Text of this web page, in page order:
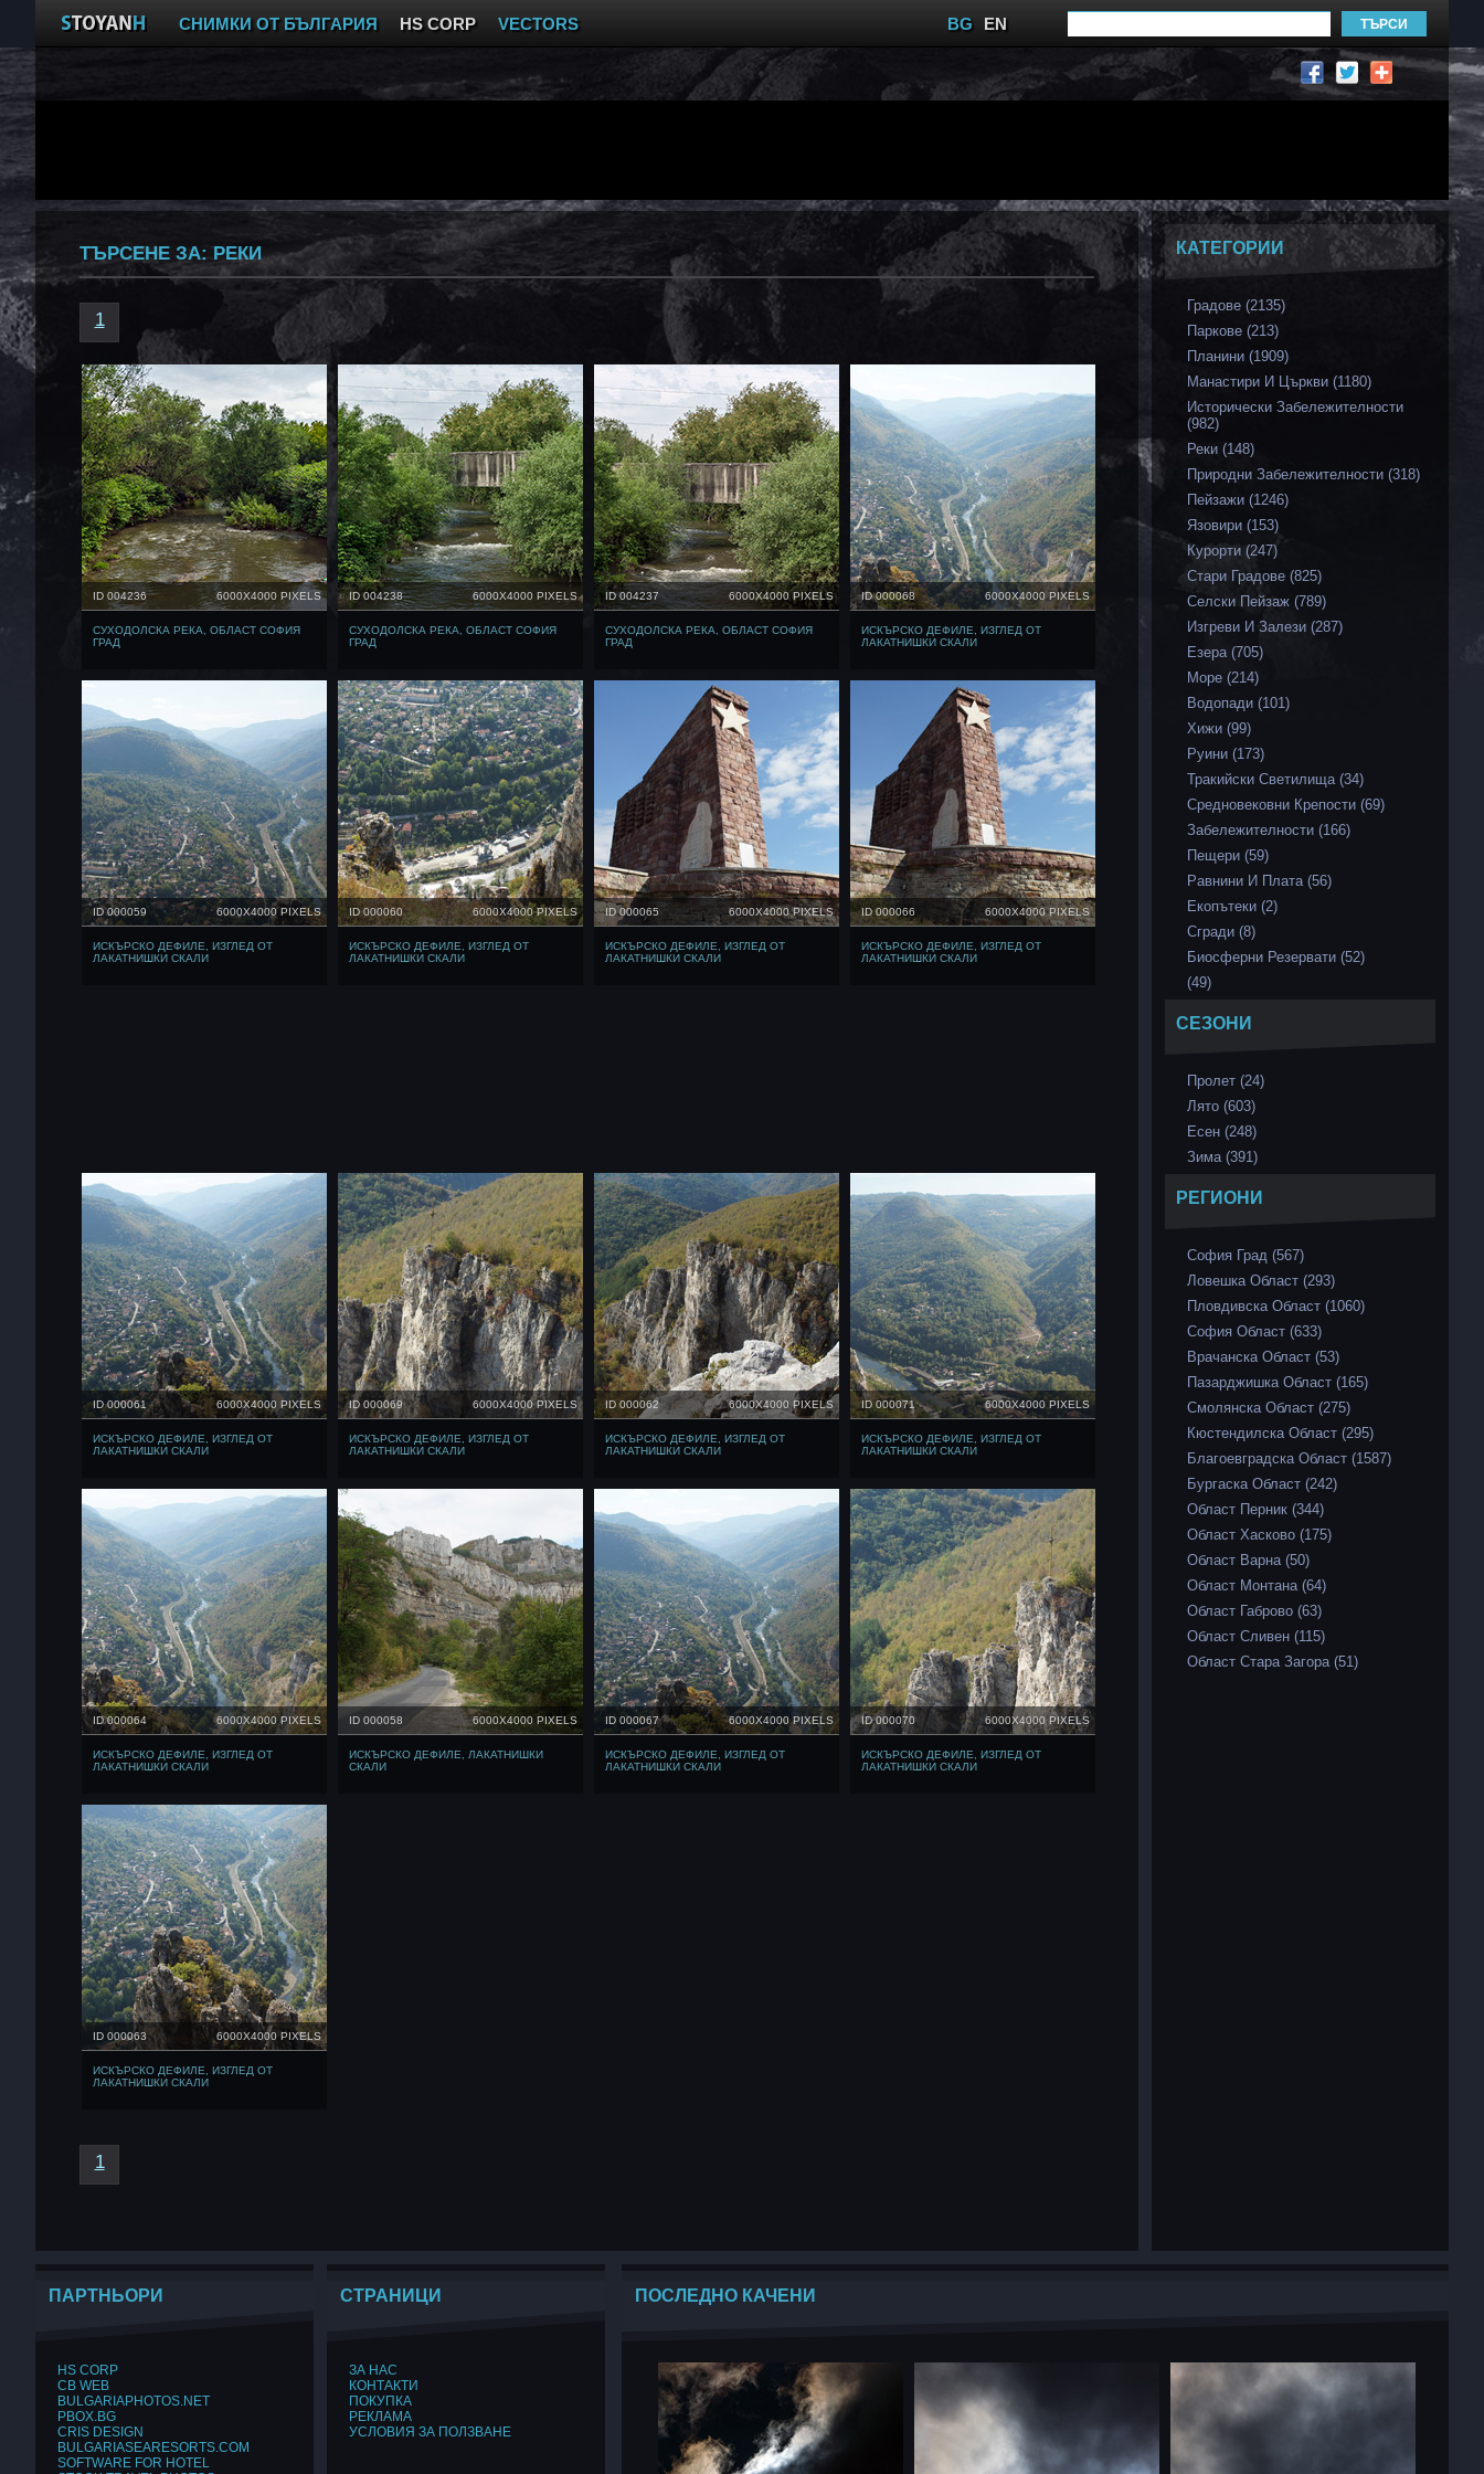
СНИМКИ ОТ БЪЛГАРИЯ HS CORP VECTORS BG EN
ТЪРСЕНЕ ЗА: РЕКИ
1
ID 004236 6000X4000 PIXELS
СУХОДОЛСКА РЕКА, ОБЛАСТ СОФИЯ
ГРАД
ID 004238 6000X4000 PIXELS
СУХОДОЛСКА РЕКА, ОБЛАСТ СОФИЯ
ГРАД
ID 004237 6000X4000 PIXELS
СУХОДОЛСКА РЕКА, ОБЛАСТ СОФИЯ
ГРАД
ID 000068 6000X4000 PIXELS
ИСКЪРСКО ДЕФИЛЕ, ИЗГЛЕД ОТ
ЛАКАТНИШКИ СКАЛИ
ID 000059 6000X4000 PIXELS
ИСКЪРСКО ДЕФИЛЕ, ИЗГЛЕД ОТ
ЛАКАТНИШКИ СКАЛИ
ID 000060 6000X4000 PIXELS
ИСКЪРСКО ДЕФИЛЕ, ИЗГЛЕД ОТ
ЛАКАТНИШКИ СКАЛИ
ID 000065 6000X4000 PIXELS
ИСКЪРСКО ДЕФИЛЕ, ИЗГЛЕД ОТ
ЛАКАТНИШКИ СКАЛИ
ID 000066 6000X4000 PIXELS
ИСКЪРСКО ДЕФИЛЕ, ИЗГЛЕД ОТ
ЛАКАТНИШКИ СКАЛИ
ID 000061 6000X4000 PIXELS
ИСКЪРСКО ДЕФИЛЕ, ИЗГЛЕД ОТ
ЛАКАТНИШКИ СКАЛИ
ID 000069 6000X4000 PIXELS
ИСКЪРСКО ДЕФИЛЕ, ИЗГЛЕД ОТ
ЛАКАТНИШКИ СКАЛИ
ID 000062 6000X4000 PIXELS
ИСКЪРСКО ДЕФИЛЕ, ИЗГЛЕД ОТ
ЛАКАТНИШКИ СКАЛИ
ID 000071 6000X4000 PIXELS
ИСКЪРСКО ДЕФИЛЕ, ИЗГЛЕД ОТ
ЛАКАТНИШКИ СКАЛИ
ID 000064 6000X4000 PIXELS
ИСКЪРСКО ДЕФИЛЕ, ИЗГЛЕД ОТ
ЛАКАТНИШКИ СКАЛИ
ID 000058 6000X4000 PIXELS
ИСКЪРСКО ДЕФИЛЕ, ЛАКАТНИШКИ
СКАЛИ
ID 000067 6000X4000 PIXELS
ИСКЪРСКО ДЕФИЛЕ, ИЗГЛЕД ОТ
ЛАКАТНИШКИ СКАЛИ
ID 000070 6000X4000 PIXELS
ИСКЪРСКО ДЕФИЛЕ, ИЗГЛЕД ОТ
ЛАКАТНИШКИ СКАЛИ
ID 000063 6000X4000 PIXELS
ИСКЪРСКО ДЕФИЛЕ, ИЗГЛЕД ОТ
ЛАКАТНИШКИ СКАЛИ
1
КАТЕГОРИИ
Градове (2135)
Паркове (213)
Планини (1909)
Манастири И Църкви (1180)
Исторически Забележителности
(982)
Реки (148)
Природни Забележителности (318)
Пейзажи (1246)
Язовири (153)
Курорти (247)
Стари Градове (825)
Селски Пейзаж (789)
Изгреви И Залези (287)
Езера (705)
Море (214)
Водопади (101)
Хижи (99)
Руини (173)
Тракийски Светилища (34)
Средновековни Крепости (69)
Забележителности (166)
Пещери (59)
Равнини И Плата (56)
Екопътеки (2)
Сгради (8)
Биосферни Резервати (52)
(49)
СЕЗОНИ
Пролет (24)
Лято (603)
Есен (248)
Зима (391)
РЕГИОНИ
София Град (567)
Ловешка Област (293)
Пловдивска Област (1060)
София Област (633)
Врачанска Област (53)
Пазарджишка Област (165)
Смолянска Област (275)
Кюстендилска Област (295)
Благоевградска Област (1587)
Бургаска Област (242)
Област Перник (344)
Област Хасково (175)
Област Варна (50)
Област Монтана (64)
Област Габрово (63)
Област Сливен (115)
Област Стара Загора (51)
ПАРТНЬОРИ
HS CORP
CB WEB
BULGARIAPHOTOS.NET
PBOX.BG
CRIS DESIGN
BULGARIASEARESORTS.COM
SOFTWARE FOR HOTEL
СТРАНИЦИ
ЗА НАС
КОНТАКТИ
ПОКУПКА
РЕКЛАМА
УСЛОВИЯ ЗА ПОЛЗВАНЕ
ПОСЛЕДНО КАЧЕНИ